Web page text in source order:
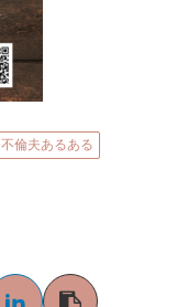
不倫夫あるある